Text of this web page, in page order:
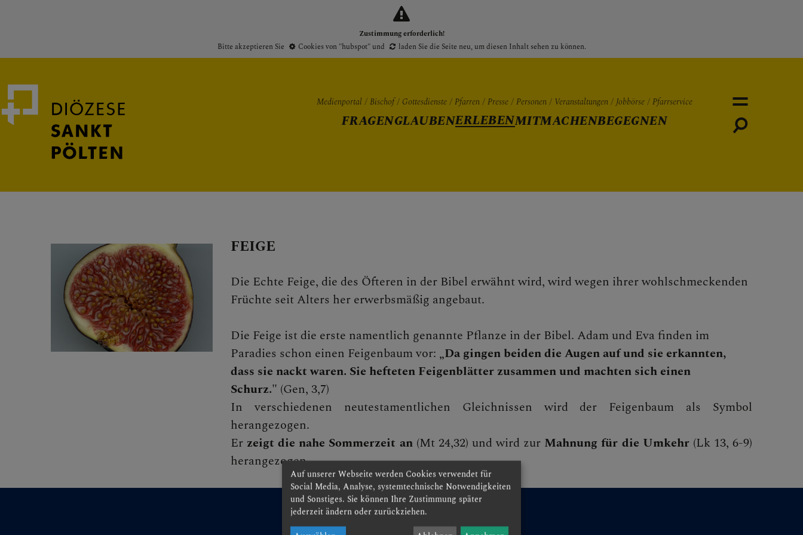
Zustimmung erforderlich!
Bitte akzeptieren Sie
Cookies von "hubspot"und laden Sie die Seite neu, um diesen Inhalt sehen zu können.
FRAGEN
GLAUBEN
ERLEBEN
Medienportal Bischof Gottesdienste Pfarren Presse Personen Veranstaltungen Jobbörse Pfarrservice
FRAGENGLAUBENERLEBENMITMACHENBEGEGNEN
FEIGE
Die Echte Feige, die des Öfteren in der Bibel erwähnt wird, wird wegen ihrer wohlschmeckenden
Früchte seit Alters her erwerbsmäßig angebaut.
Die Feige ist die erste namentlich genannte Pflanze in der Bibel. Adam und Eva finden im
Paradies schon einen Feigenbaum vor: „Da gingen beiden die Augen auf und sie erkannten,
dass sie nackt waren. Sie hefteten Feigenblätter zusammen und machten sich einen
Schurz." (Gen, 3,7)
In verschiedenen neutestamentlichen Gleichnissen wird der Feigenbaum als Symbol
herangezogen.
Er zeigt die nahe Sommerzeit an(Mt 24,32) und wird zur Mahnung für die Umkehr(Lk 13, 6-9)
herangezogen.
Auf unserer Webseite werden Cookies verwendet für
Social Media, Analyse, systemtechnische Notwendigkeiten
und Sonstiges. Sie können Ihre Zustimmung später
jederzeit ändern oder zurückziehen.